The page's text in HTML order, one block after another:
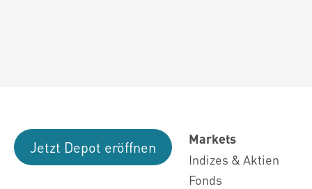
Jetzt Depot eröffnen
Markets
Indizes & Aktien
Fonds